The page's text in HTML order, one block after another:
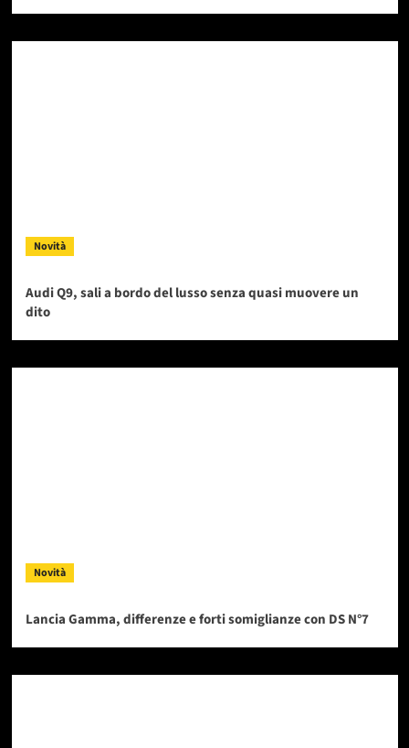
Novità
Audi Q9, sali a bordo del lusso senza quasi muovere un
dito
Novità
Lancia Gamma, differenze e forti somiglianze con DS N°7